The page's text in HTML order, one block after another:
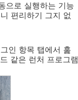
으로 실행하는 기능
편리하기 그지 없
인 항목 탭에서 훑
같은 런처 프로그램